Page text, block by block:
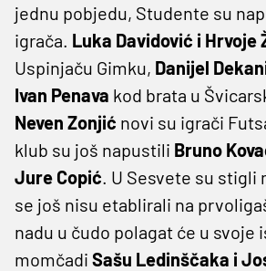
jednu pobjedu, Studente su
igrača. Luka Davidović i Hrvoje
Uspinjaču Gimku, Danijel
Ivan Penava kod brata u
Neven Zonjić novi su igrači
klub su još napustili Bruno
Jure Copić. U Sesvete su stigli
se još nisu etablirali na
nadu u čudo polagat će u svoje
momčadi Sašu Ledinščaka i